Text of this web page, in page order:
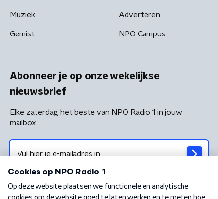
Muziek
Gemist
Adverteren
NPO Campus
Abonneer je op onze wekelijkse
nieuwsbrief
Elke zaterdag het beste van NPO Radio 1 in jouw
mailbox